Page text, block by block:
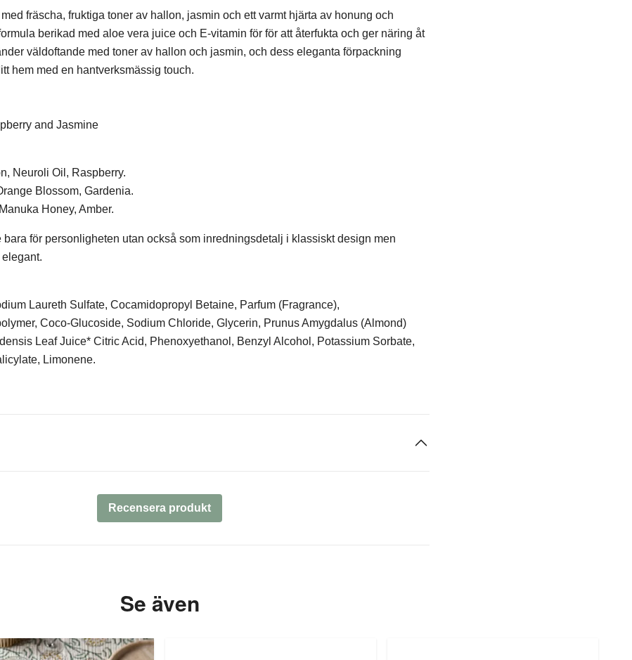
fräscha, fruktiga toner av hallon, jasmin och ett varmt hjärta av honung och
berikad med aloe vera juice och E-vitamin för för att återfukta och ger näring åt
väldoftande med toner av hallon och jasmin, och dess eleganta förpackning
hem med en hantverksmässig touch.
and Jasmine
Neuroli Oil, Raspberry.
Blossom, Gardenia.
Honey, Amber.
bara för personligheten utan också som inredningsdetalj i klassiskt design men
Laureth Sulfate, Cocamidopropyl Betaine, Parfum (Fragrance),
Coco-Glucoside, Sodium Chloride, Glycerin, Prunus Amygdalus (Almond)
Leaf Juice* Citric Acid, Phenoxyethanol, Benzyl Alcohol, Potassium Sorbate,
Limonene.
Recensera produkt
Se även